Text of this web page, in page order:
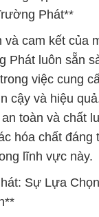
Phát**
và cam kết của
Phát luôn sẵn
việc cung
cậy và hiệu
toàn và chất
hóa chất đáng
lĩnh vực này.
Sự Lựa